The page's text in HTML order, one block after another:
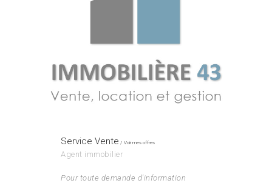
Service Vente Voir mes offres
Agent immobilier
Pour toute demande d'information